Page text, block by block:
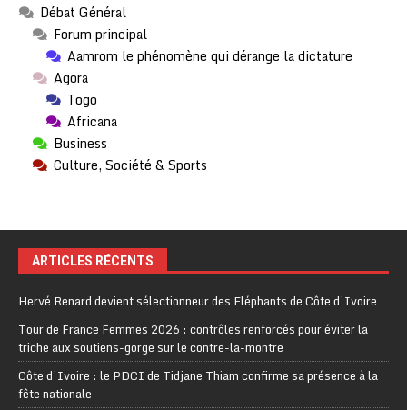
Débat Général
Forum principal
Aamrom le phénomène qui dérange la dictature
Agora
Togo
Africana
Business
Culture, Société & Sports
ARTICLES RÉCENTS
Hervé Renard devient sélectionneur des Eléphants de Côte d’Ivoire
Tour de France Femmes 2026 : contrôles renforcés pour éviter la
triche aux soutiens-gorge sur le contre-la-montre
Côte d’Ivoire : le PDCI de Tidjane Thiam confirme sa présence à la
fête nationale